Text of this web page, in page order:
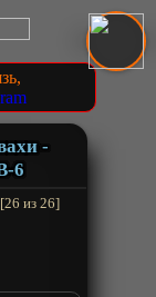
-
6
из 26]